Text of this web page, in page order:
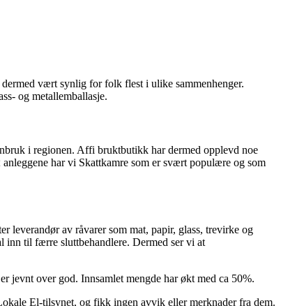
vært synlig for folk flest i ulike sammenhenger.
og metallemballasje.
i regionen. Affi bruktbutikk har dermed opplevd noe
har vi Skattkamre som er svært populære og som
leverandør av råvarer som mat, papir, glass, trevirke og
inn til færre sluttbehandlere. Dermed ser vi at
jevnt over god. Innsamlet mengde har økt med ca 50%.
El-tilsynet, og fikk ingen avvik eller merknader fra dem.